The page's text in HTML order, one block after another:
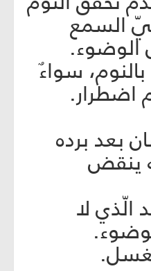
السمع
الوضوء.
سواءٌ
اضطرار.
بعد برده
ينقض
لا